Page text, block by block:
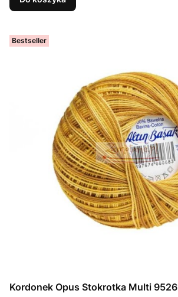
Bestseller
Kordonek Opus Stokrotka Multi 9526